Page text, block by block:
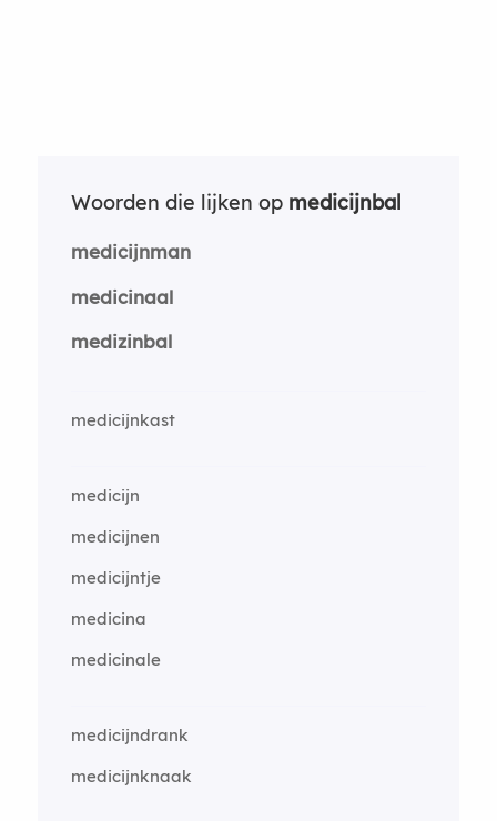
Woorden die lijken op medicijnbal
medicijnman
medicinaal
medizinbal
medicijnkast
medicijn
medicijnen
medicijntje
medicina
medicinale
medicijndrank
medicijnknaak